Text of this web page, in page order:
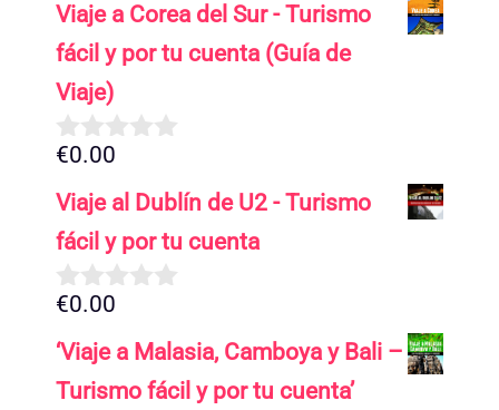
e
5
Viaje a Corea del Sur - Turismo
fácil y por tu cuenta (Guía de
Viaje)
0
e
5
€0.00
Viaje al Dublín de U2 - Turismo
fácil y por tu cuenta
0
e
5
€0.00
‘Viaje a Malasia, Camboya y Bali –
Turismo fácil y por tu cuenta’